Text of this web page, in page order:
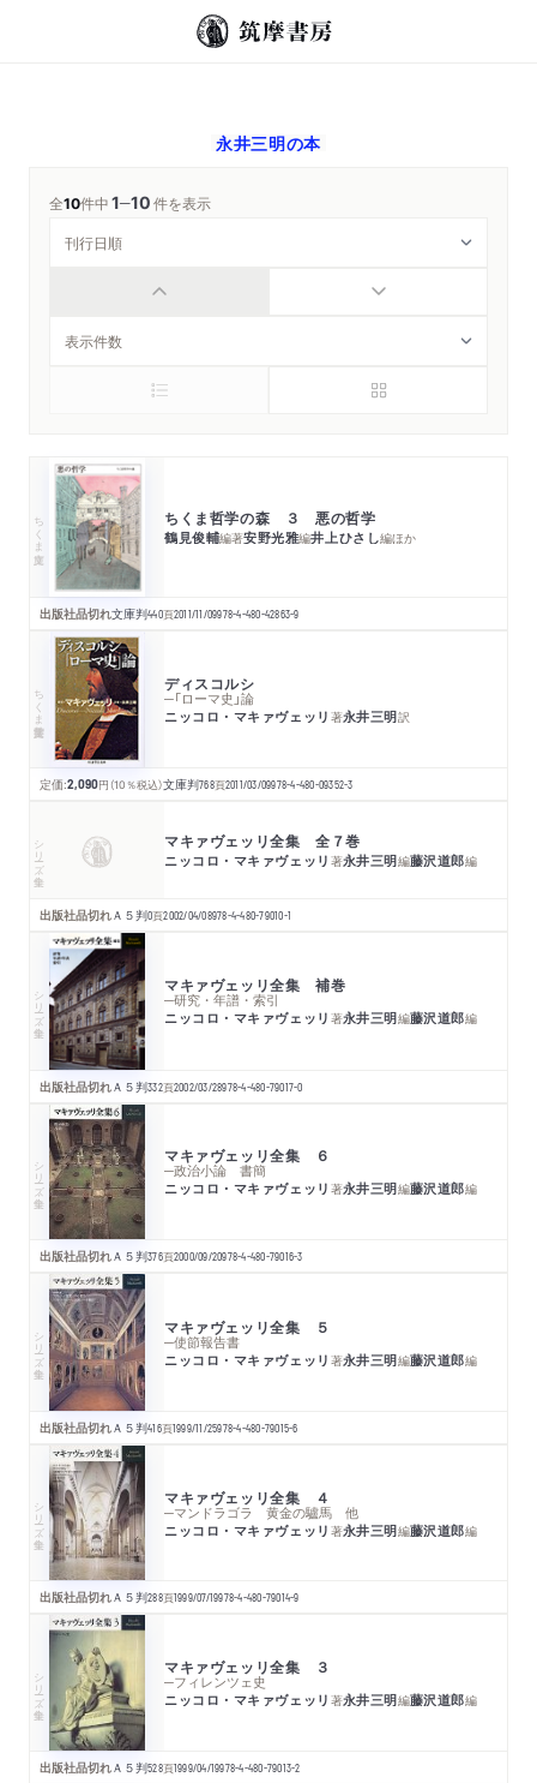
永井三明の本
全10件中1─10件を表示
ちくま文庫 ちくま哲学の森 ３ 悪の哲学
鶴見俊輔編著安野光雅編井上ひさし編ほか
出版社品切れ文庫判440頁2011/11/09978-4-480-42863-9
ちくま学芸文庫 ディスコルシ
─「ローマ史」論
ニッコロ・マキァヴェッリ 著永井三明訳
定価:2,090円 （10％税込）文庫判768頁2011/03/09978-4-480-09352-3
シリーズ・全集 マキァヴェッリ全集 全７巻
ニッコロ・マキァヴェッリ 著永井三明編藤沢道郎編
出版社品切れＡ５判0頁2002/04/08978-4-480-79010-1
シリーズ・全集 マキァヴェッリ全集 補巻
─研究・年譜・索引
ニッコロ・マキァヴェッリ 著永井三明編藤沢道郎編
出版社品切れＡ５判332頁2002/03/28978-4-480-79017-0
シリーズ・全集 マキァヴェッリ全集 ６
─政治小論 書簡
ニッコロ・マキァヴェッリ 著永井三明編藤沢道郎編
出版社品切れＡ５判376頁2000/09/20978-4-480-79016-3
シリーズ・全集 マキァヴェッリ全集 ５
─使節報告書
ニッコロ・マキァヴェッリ 著永井三明編藤沢道郎編
出版社品切れＡ５判416頁1999/11/25978-4-480-79015-6
シリーズ・全集 マキァヴェッリ全集 ４
─マンドラゴラ 黄金の驢馬 他
ニッコロ・マキァヴェッリ 著永井三明編藤沢道郎編
出版社品切れＡ５判288頁1999/07/19978-4-480-79014-9
シリーズ・全集 マキァヴェッリ全集 ３
─フィレンツェ史
ニッコロ・マキァヴェッリ 著永井三明編藤沢道郎編
出版社品切れＡ５判528頁1999/04/19978-4-480-79013-2